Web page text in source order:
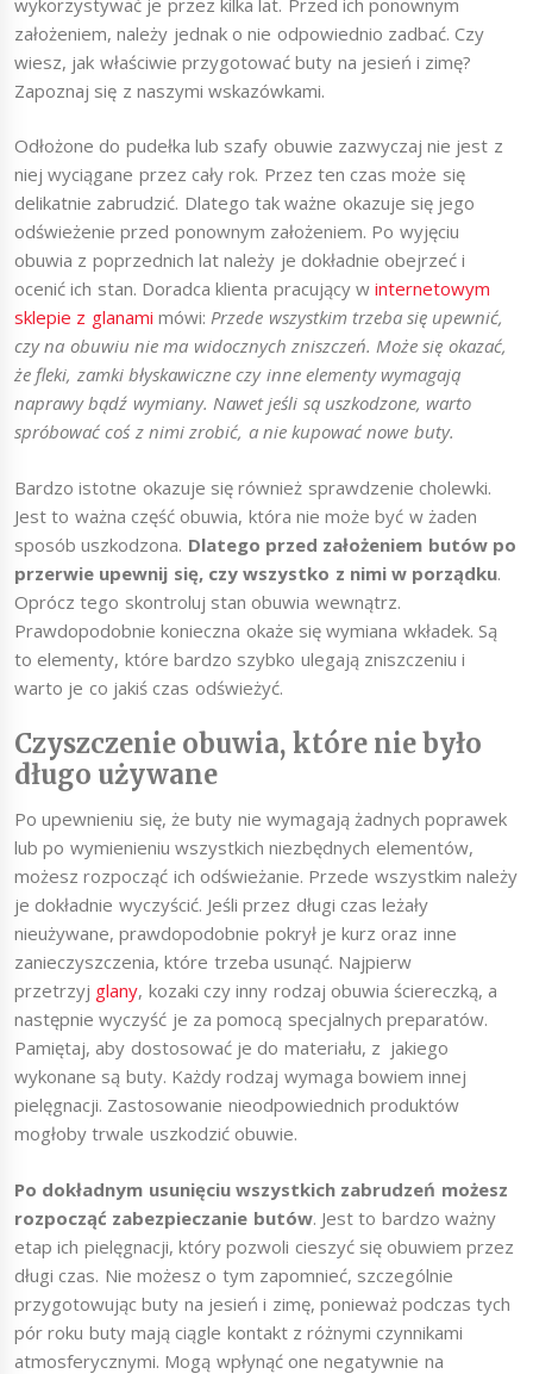
założeniem, należy jednak o nie odpowiednio zadbać. Czy
wiesz, jak właściwie przygotować buty na jesień i zimę?
Zapoznaj się z naszymi wskazówkami.
Odłożone do pudełka lub szafy obuwie zazwyczaj nie jest z
niej wyciągane przez cały rok. Przez ten czas może się
delikatnie zabrudzić. Dlatego tak ważne okazuje się jego
odświeżenie przed ponownym założeniem. Po wyjęciu
obuwia z poprzednich lat należy je dokładnie obejrzeć i
ocenić ich stan. Doradca klienta pracujący winternetowym
sklepie z glanami mówi:Przede wszystkim trzeba się upewnić,
czy na obuwiu nie ma widocznych zniszczeń. Może się okazać,
że fleki, zamki błyskawiczne czy inne elementy wymagają
naprawy bądź wymiany. Nawet jeśli są uszkodzone, warto
spróbować coś z nimi zrobić, a nie kupować nowe buty.
Bardzo istotne okazuje się również sprawdzenie cholewki.
Jest to ważna część obuwia, która nie może być w żaden
sposób uszkodzona. Dlatego przed założeniem butów po
przerwie upewnij się, czy wszystko z nimi w porządku.
Oprócz tego skontroluj stan obuwia wewnątrz.
Prawdopodobnie konieczna okaże się wymiana wkładek. Są
to elementy, które bardzo szybko ulegają zniszczeniu i
warto je co jakiś czas odświeżyć.
Czyszczenie obuwia, które nie było
długo używane
Po upewnieniu się, że buty nie wymagają żadnych poprawek
lub po wymienieniu wszystkich niezbędnych elementów,
możesz rozpocząć ich odświeżanie. Przede wszystkim należy
je dokładnie wyczyścić. Jeśli przez długi czas leżały
nieużywane, prawdopodobnie pokrył je kurz oraz inne
zanieczyszczenia, które trzeba usunąć. Najpierw
przetrzyj glany, kozaki czy inny rodzaj obuwia ściereczką, a
następnie wyczyść je za pomocą specjalnych preparatów.
Pamiętaj, aby dostosować je do materiału, z jakiego
wykonane są buty. Każdy rodzaj wymaga bowiem innej
pielęgnacji. Zastosowanie nieodpowiednich produktów
mogłoby trwale uszkodzić obuwie.
Po dokładnym usunięciu wszystkich zabrudzeń możesz
rozpocząć zabezpieczanie butów. Jest to bardzo ważny
etap ich pielęgnacji, który pozwoli cieszyć się obuwiem przez
długi czas. Nie możesz o tym zapomnieć, szczególnie
przygotowując buty na jesień i zimę, ponieważ podczas tych
pór roku buty mają ciągle kontakt z różnymi czynnikami
atmosferycznymi. Mogą wpłynąć one negatywnie na